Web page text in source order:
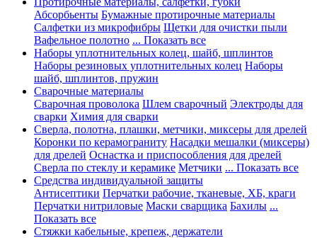
Абсорбьенты Бумажные протирочные материалы
Салфетки из микрофибры Щетки для очистки пыли
Вафельное полотно ... Показать все
Наборы уплотнительных колец, шайб, шплинтов
Наборы резиновых уплотнительных колец Наборы
шайб, шплинтов, пружин
Сварочные материалы
Сварочная проволока Шлем сварочный Электроды для
сварки Химия для сварки
Сверла, полотна, плашки, метчики, миксеры для дрелей
Коронки по керамограниту Насадки мешалки (миксеры)
для дрелей Оснастка и приспособления для дрелей
Сверла по стеклу и керамике Метчики ... Показать все
Средства индивидуальной защиты
Антисептики Перчатки рабочие, тканевые, ХБ, краги
Перчатки нитриловые Маски сварщика Бахилы ...
Показать все
Стяжки кабельные, крепеж, держатели